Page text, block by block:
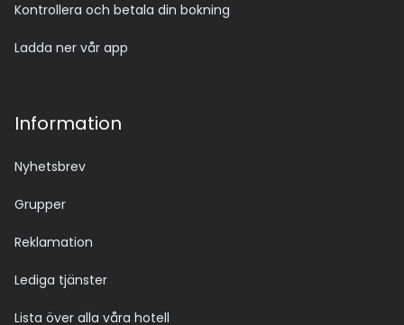
Kontrollera och betala din bokning
Ladda ner vår app
Information
Nyhetsbrev
Grupper
Reklamation
Lediga tjänster
Lista över alla våra hotell